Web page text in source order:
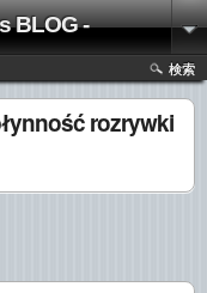
BLOG -
検索
rozrywki